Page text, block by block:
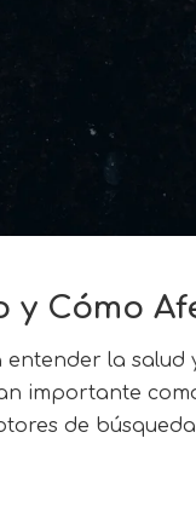
y Cómo
la salud
importante
de